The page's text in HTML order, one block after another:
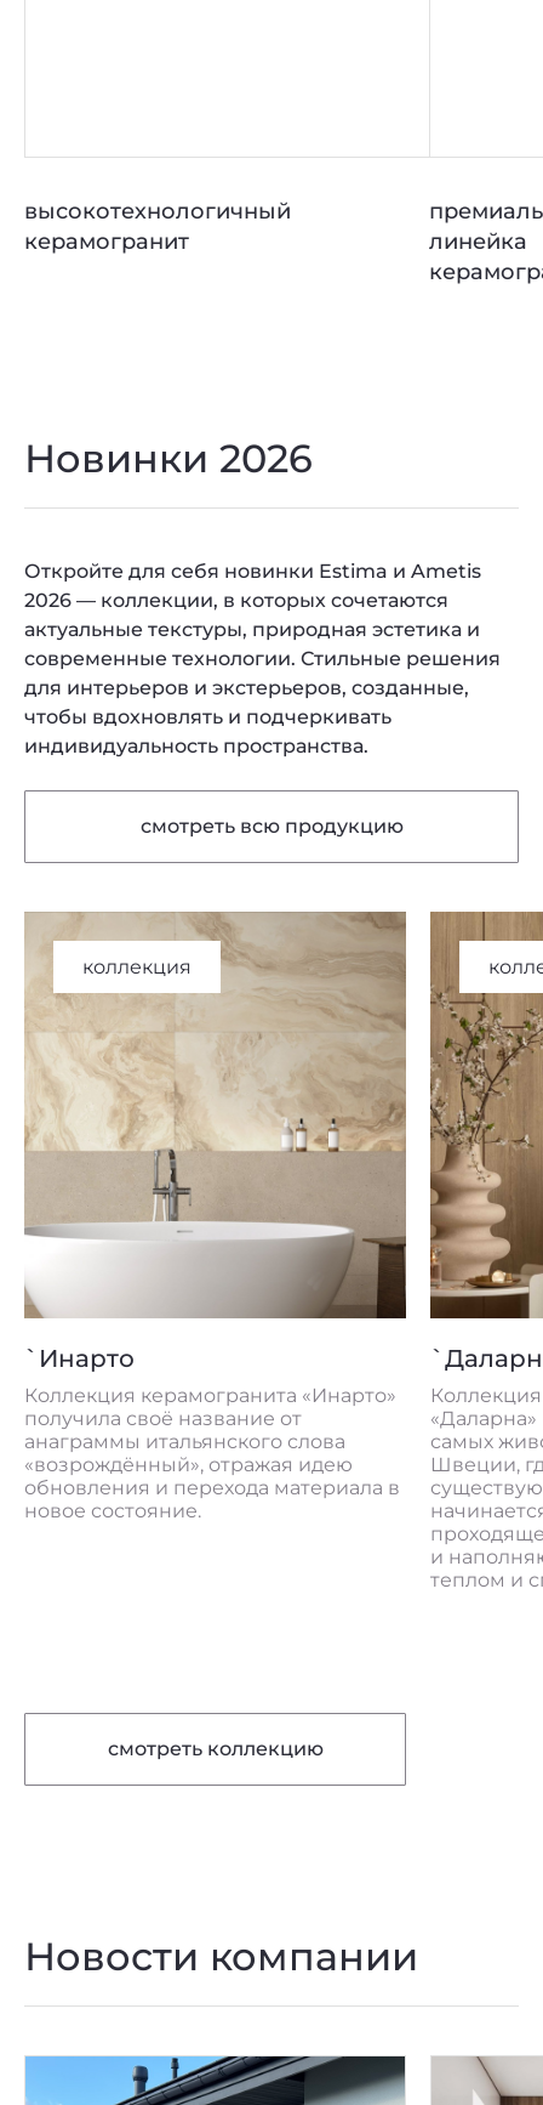
высокотехнологичный
керамогранит
линейка
Новинки 2026
Откройте для себя новинки Estima и Ametis
2026 — коллекции, в которых сочетаются
актуальные текстуры, природная эстетика и
современные технологии. Стильные решения
для интерьеров и экстерьеров, созданные,
чтобы вдохновлять и подчеркивать
индивидуальность пространства.
смотреть всю продукцию
коллекция
`Даларна
Коллекция керамогранита
«Даларна» названа в честь одного из
самых живописных регионов
Швеции, где природа и дом
существуют в гармонии. Здесь утро
начинается с мягкого света,
смотреть коллекцию
`Астеро
Название
звездам —
которых
новые
движение
коллекции.
Новости компании